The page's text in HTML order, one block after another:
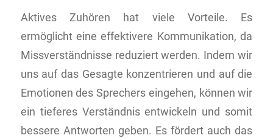
Aktives Zuhören hat viele Vorteile. Es
ermöglicht eine effektivere Kommunikation, da
Missverständnisse reduziert werden. Indem wir
uns auf das Gesagte konzentrieren und auf die
Emotionen des Sprechers eingehen, können wir
ein tieferes Verständnis entwickeln und somit
bessere Antworten geben. Es fördert auch das